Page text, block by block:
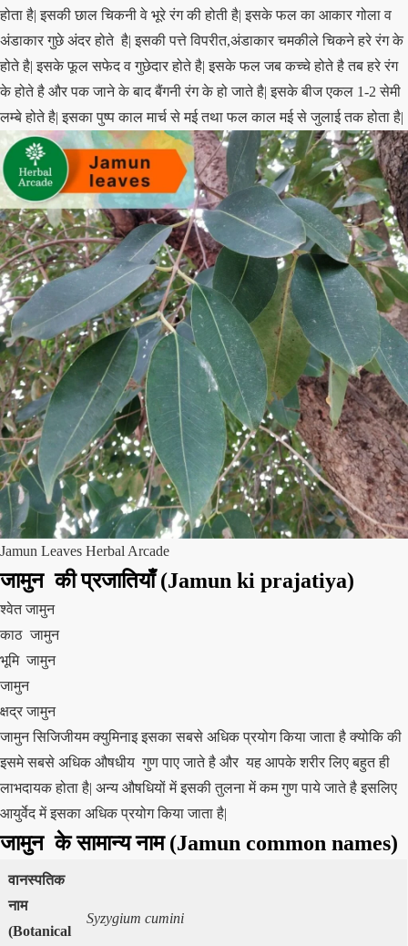
होता है| इसकी छाल चिकनी वे भूरे रंग की होती है| इसके फल का आकार गोला व
अंडाकार गुछे अंदर होते है| इसकी पत्ते विपरीत,अंडाकार चमकीले चिकने हरे रंग के
होते है| इसके फूल सफेद व गुछेदार होते है| इसके फल जब कच्चे होते है तब हरे रंग
के होते है और पक जाने के बाद बैंगनी रंग के हो जाते है| इसके बीज एकल 1-2 सेमी
लम्बे होते है| इसका पुष्प काल मार्च से मई तथा फल काल मई से जुलाई तक होता है|
Jamun Leaves Herbal Arcade
जामुन की प्रजातियाँ(Jamun ki prajatiya)
श्वेत जामुन
काठ जामुन
भूमि जामुन
जामुन
क्षद्र जामुन
जामुन सिजिजीयम क्युमिनाइ इसका सबसे अधिक प्रयोग किया जाता है क्योकि की
इसमे सबसे अधिक औषधीय गुण पाए जाते है और यह आपके शरीर लिए बहुत ही
लाभदायक होता है| अन्य औषधियों में इसकी तुलना में कम गुण पाये जाते है इसलिए
आयुर्वेद में इसका अधिक प्रयोग किया जाता है|
जामुन के सामान्य नाम (Jamun common names)
वानस्पतिक
नाम
(Botanical
Syzygium cumini